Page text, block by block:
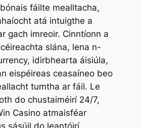
fáilte mealltacha,
atá intuigthe a
gach imreoir. Cinntíonn a
slána, lena n-
idirbhearta áisiúla,
eispéireas ceasaíneo beo
tumtha ar fáil. Le
do chustaiméirí 24/7,
Casino atmaisféar
sásúil do leantóirí